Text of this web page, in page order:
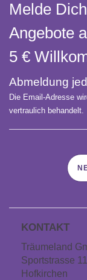
Melde
Angebote
5 €
Abmeldung
Die Email-Adresse
vertraulich behandelt.
KONTAKT
Träumeland
Sportstrasse
Hofkirchen